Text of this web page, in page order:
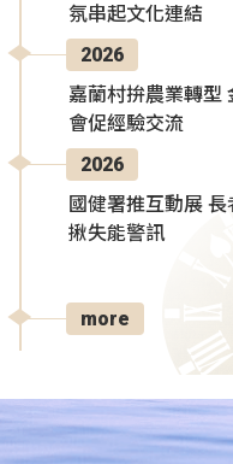
氛串起文化連結
2026
嘉蘭村拚農業轉型
會促經驗交流
2026
國健署推互動展 長
揪失能警訊
more